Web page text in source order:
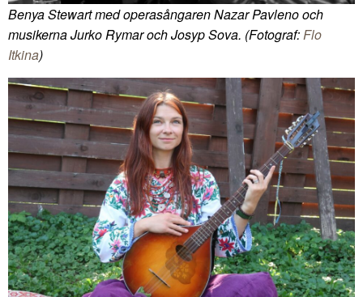
Benya Stewart med operasångaren Nazar Pavleno och
musikerna Jurko Rymar och Josyp Sova. (Fotograf:Flo
Itkina)